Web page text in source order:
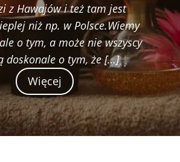
z Hawajów i też tam jest
niż np. w Polsce.Wiemy
o tym, a może nie wszyscy
doskonale o tym, że […]
Więcej